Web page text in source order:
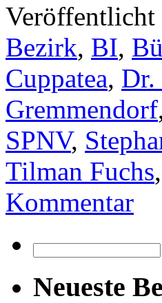
Veröffentlicht
Bezirk, BI,
Cuppatea, Dr.
Gremmendorf
SPNV,
Tilman Fuchs,
Kommentar
nach:
Neueste